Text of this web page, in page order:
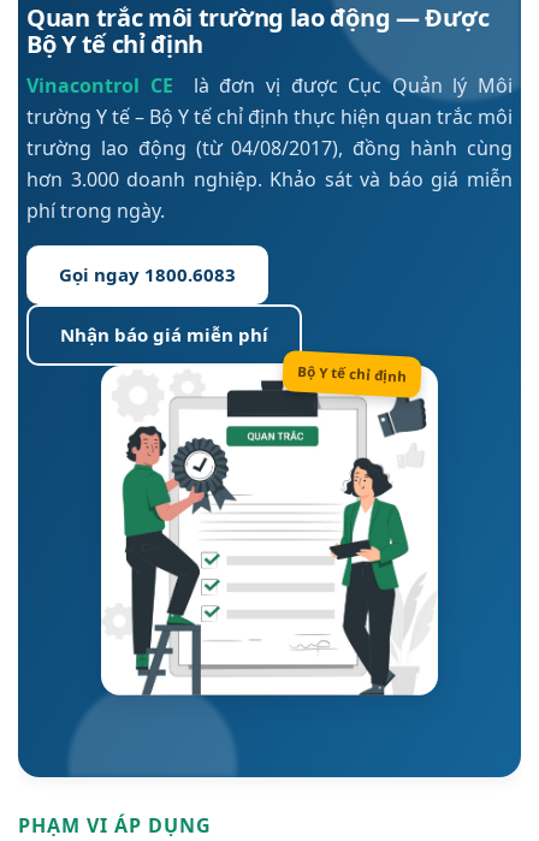
Quan trắc môi trường lao động — Được
Bộ Y tế chỉ định
Vinacontrol CE
là đơn vị được Cục Quản lý Môi
trường Y tế – Bộ Y tế chỉ định thực hiện quan trắc môi
trường lao động (từ 04/08/2017), đồng hành cùng
hơn 3.000 doanh nghiệp. Khảo sát và báo giá miễn
phí trong ngày.
Gọi ngay 1800.6083
Nhận báo giá miễn phí
Bộ Y tế chỉ định
PHẠM VI ÁP DỤNG